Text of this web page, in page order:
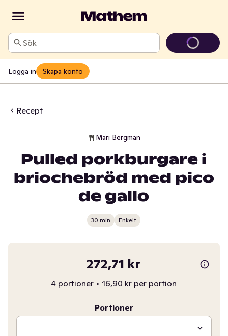
Sök
Logga in Skapa konto
Recept
Mari Bergman
Pulled porkburgare i
briochebröd med pico
de gallo
30 min Enkelt
272,71 kr
4 portioner • 16,90 kr per portion
Portioner